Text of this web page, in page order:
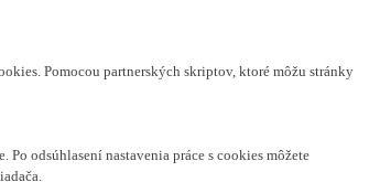
Pomocou partnerských skriptov, ktoré môžu stránky
odsúhlasení nastavenia práce s cookies môžete